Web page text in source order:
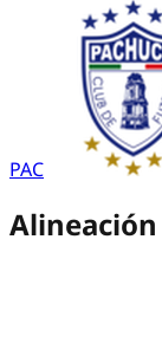
PAC
Alineación